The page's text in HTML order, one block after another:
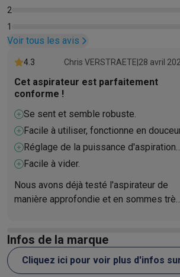
2
1
Voir tous les avis
4.3 Chris VERSTRAETE 28 avril
Cet aspirateur est parfaitement
conforme !
Se sent et semble robuste.
Facile à utiliser, fonctionne en
Réglage de la puissance d'aspiration
parfaitement réglable.
Facile à vider.
Nous avons déjà testé l'aspirateur de
manière approfondie et en sommes
réglable, la puissance d'aspiration
maximale est toujours incroyable. Le
n'est pas trop mal, même à la puissance
Infos de la marque
Cliquez ici pour voir plus d'infos